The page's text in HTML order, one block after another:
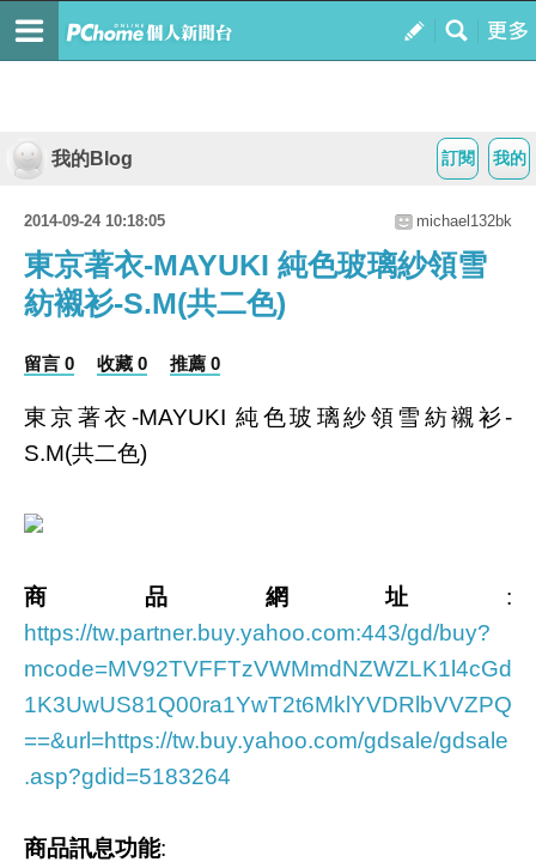
我的
訂閱
我的Blog
2014-09-24 10:18:05 michael132bk
東京著衣-MAYUKI 純色玻璃紗領雪
紡襯衫-S.M(共二色)
留言 0 收藏 0 推薦 0
東京著衣-MAYUKI 純色玻璃紗領雪紡襯衫-
S.M(共二色)
商品網址 :
https://tw.partner.buy.yahoo.com:443/gd/buy?
mcode=MV92TVFFTzVWMmdNZWZLK1l4cGd
1K3UwUS81Q00ra1YwT2t6MklYVDRlbVVZPQ
==&url=https://tw.buy.yahoo.com/gdsale/gdsale
.asp?gdid=5183264
商品訊息功能: